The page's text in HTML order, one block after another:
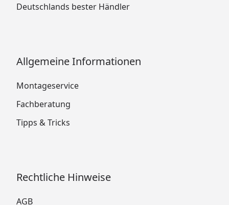
Deutschlands bester Händler
Allgemeine Informationen
Montageservice
Fachberatung
Tipps & Tricks
Rechtliche Hinweise
AGB